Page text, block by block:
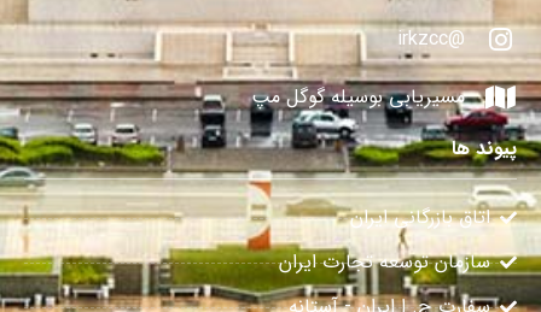
@irkzcc
مسیریابی بوسیله گوگل مپ
پیوند ها
اتاق بازرگانی ایران
سازمان توسعه تجارت ایران